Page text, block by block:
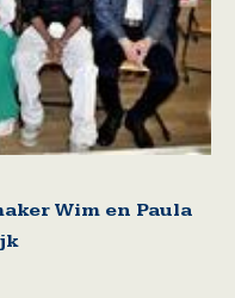
Wim en Paula